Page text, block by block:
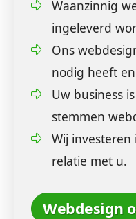
Waanzinnig
ingeleverd
Ons
nodig heeft
Uw business
stemmen
Wij
relatie met u.
Webdesign